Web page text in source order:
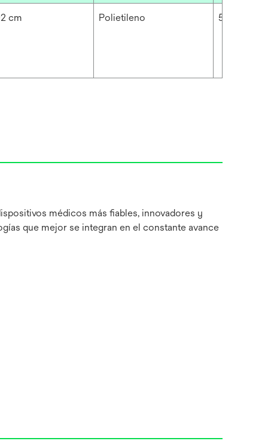
cm Polietileno 5.118 mil
médicos más fiables, innovadores y
que mejor se integran en el constante avance